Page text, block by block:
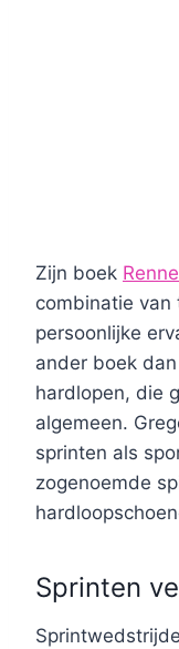
Zijn boek
combinatie van
persoonlijke
ander boek
hardlopen, die
algemeen.
sprinten als
zogenoemde
Sprinten